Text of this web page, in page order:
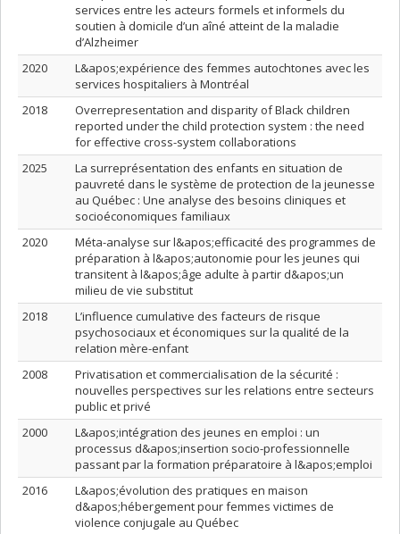
services entre les acteurs formels et informels du
soutien à domicile d’un aîné atteint de la maladie
d’Alzheimer
2020
L&apos;expérience des femmes autochtones avec les
services hospitaliers à Montréal
2018
Overrepresentation and disparity of Black children
reported under the child protection system : the need
for effective cross-system collaborations
2025
La surreprésentation des enfants en situation de
pauvreté dans le système de protection de la jeunesse
au Québec : Une analyse des besoins cliniques et
socioéconomiques familiaux
2020
Méta-analyse sur l&apos;efficacité des programmes de
préparation à l&apos;autonomie pour les jeunes qui
transitent à l&apos;âge adulte à partir d&apos;un
milieu de vie substitut
2018
L’influence cumulative des facteurs de risque
psychosociaux et économiques sur la qualité de la
relation mère-enfant
2008
Privatisation et commercialisation de la sécurité :
nouvelles perspectives sur les relations entre secteurs
public et privé
2000
L&apos;intégration des jeunes en emploi : un
processus d&apos;insertion socio-professionnelle
passant par la formation préparatoire à l&apos;emploi
2016
L&apos;évolution des pratiques en maison
d&apos;hébergement pour femmes victimes de
violence conjugale au Québec